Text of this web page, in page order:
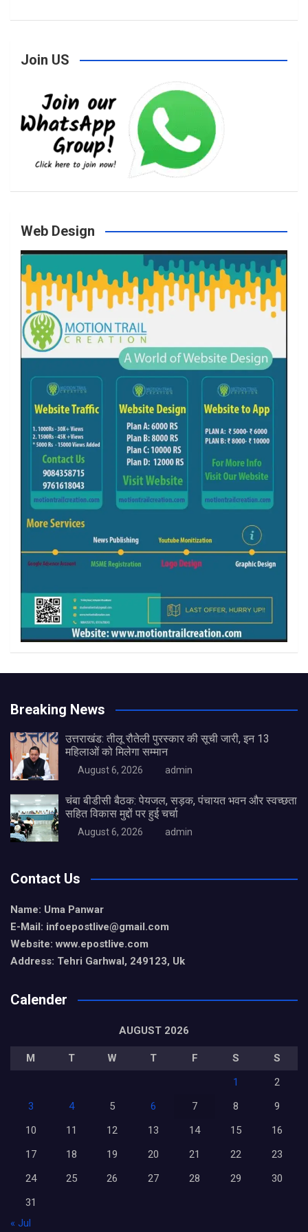
c
b
o
k
s
a
a
m
i
t
r
u
e
Join US
Web Design
Breaking News
उत्तराखंड: तीलू रौतेली पुरस्कार की सूची जारी, इन 13
महिलाओं को मिलेगा सम्मान
August 6, 2026 admin
चंबा बीडीसी बैठक: पेयजल, सड़क, पंचायत भवन और स्वच्छता
सहित विकास मुद्दों पर हुई चर्चा
August 6, 2026 admin
Contact Us
Name: Uma Panwar
E-Mail: infoepostlive@gmail.com
Website: www.epostlive.com
Address: Tehri Garhwal, 249123, Uk
Calender
AUGUST 2026
M T W T F S
S
1
2
3
4 5 6 7 8
9
10
11 12 13 14 15
16
17
18 19 20 21 22
23
24
25 26 27 28 29
30
31
« Jul